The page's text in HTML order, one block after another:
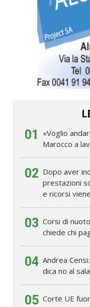
01
«Voglio
Marocco a
02 Dopo aver
prestazioni
e ricorsi
03 Corsi di
chiede chi
04 Andrea
dica no al
05 Corte UE